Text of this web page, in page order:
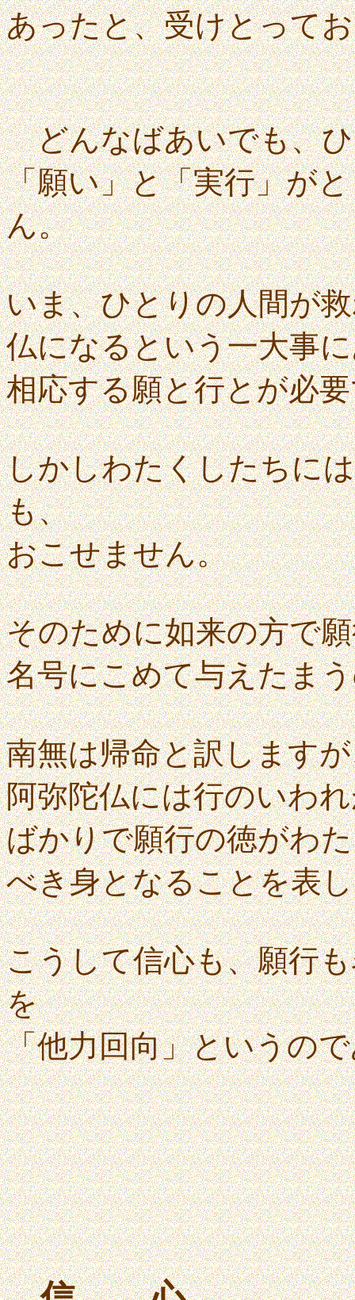
あったと、受けとって
どんなばあいでも、ひ
「願い」と「実行」が
ん。
いま、ひとりの人間が
仏になるという一大事
相応する願と行とが必
しかしわたくしたちに
も、
おこせません。
そのために如来の方で
名号にこめて与えたま
南無は帰命と訳します
阿弥陀仏には行のいわ
ばかりで願行の徳がわ
べき身となることを表
こうして信心も、願行
を
「他力回向」というの